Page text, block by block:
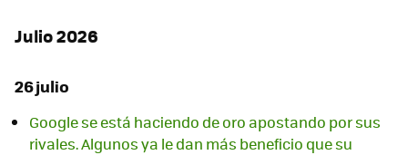
Julio 2026
26 julio
Google se está haciendo de oro apostando por sus
rivales. Algunos ya le dan más beneficio que su